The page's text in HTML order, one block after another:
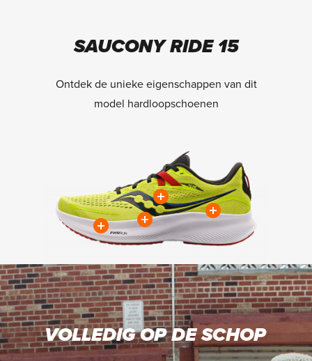
SAUCONY RIDE 15
Ontdek de unieke eigenschappen van dit
model hardloopschoenen
VOLLEDIG OP DE SCHOP